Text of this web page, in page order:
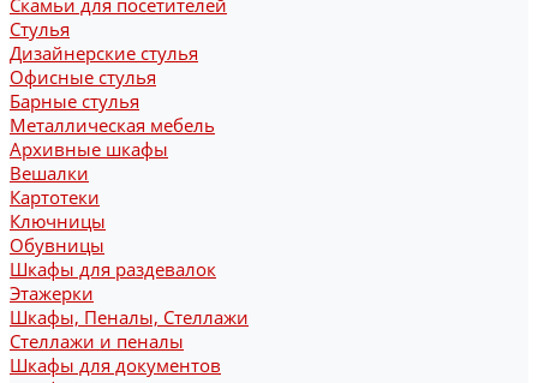
Скамьи для посетителей
Стулья
Дизайнерские стулья
Офисные стулья
Барные стулья
Металлическая мебель
Архивные шкафы
Вешалки
Картотеки
Ключницы
Обувницы
Шкафы для раздевалок
Этажерки
Шкафы, Пеналы, Стеллажи
Стеллажи и пеналы
Шкафы для документов